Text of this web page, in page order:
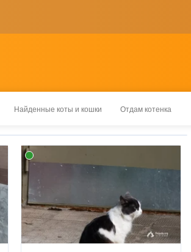
Найденные коты и кошки Отдам котенка